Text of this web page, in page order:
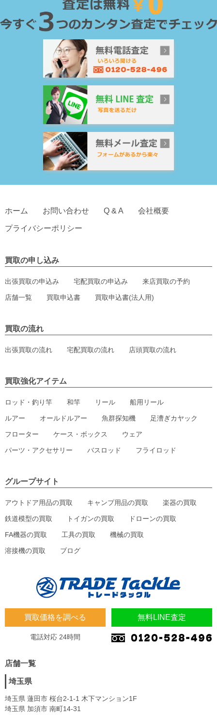
買取価格を調べる 無料LINE査定
電話対応 24時間
店舗一覧
埼玉県
埼玉県 蓮田市 桜台2-1-1 木下マンション1F
埼玉県 加須市 南町14-31
ホーム お問い合わせ Q & A 会社概要
プライバシーポリシー
買取の申し込み
出張買取の申込み 宅配買取の申込み 来店買取の予約
店舗一覧 買取申込書 買取申込書(法人用)
買取の流れ
出張買取の流れ 宅配買取の流れ 店頭買取の流れ
買取強化アイテム
ロッド・釣り竿 和竿 リール 船用リール
ルアー オールドルアー 魚群探知機 足漕ぎカヤック
フローター ケース・ボックス ウェア
パーツ・アクセサリー バスロッド フライロッド
グループサイト
アウトドア用品の買取 キャンプ用品の買取 楽器の買取
鉄道模型の買取 トイガンの買取 ドローンの買取
FA機器の買取 工具の買取 機械の買取
溶接機の買取 ブログ